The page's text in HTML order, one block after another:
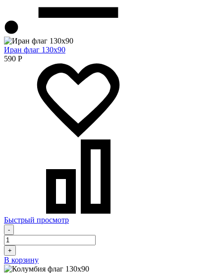
Иран флаг 130х90
590 Р
Быстрый просмотр
-
+
В корзину